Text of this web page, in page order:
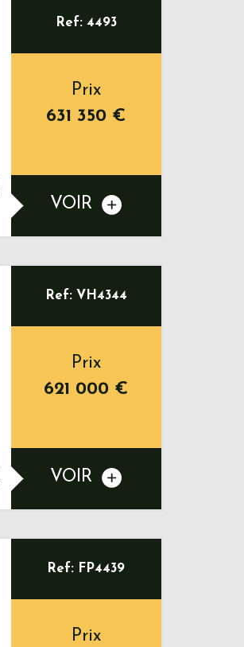
Ref: 4493
Prix
631 350 €
VOIR
Ref: VH4344
Prix
621 000 €
VOIR
Ref: FP4439
Prix